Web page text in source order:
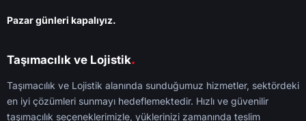
Pazar günleri kapalıyız.
Taşımacılık ve Lojistik.
Taşımacılık ve Lojistik alanında sunduğumuz hizmetler, sektördeki
en iyi çözümleri sunmayı hedeflemektedir. Hızlı ve güvenilir
taşımacılık seçeneklerimizle, yüklerinizi zamanında teslim